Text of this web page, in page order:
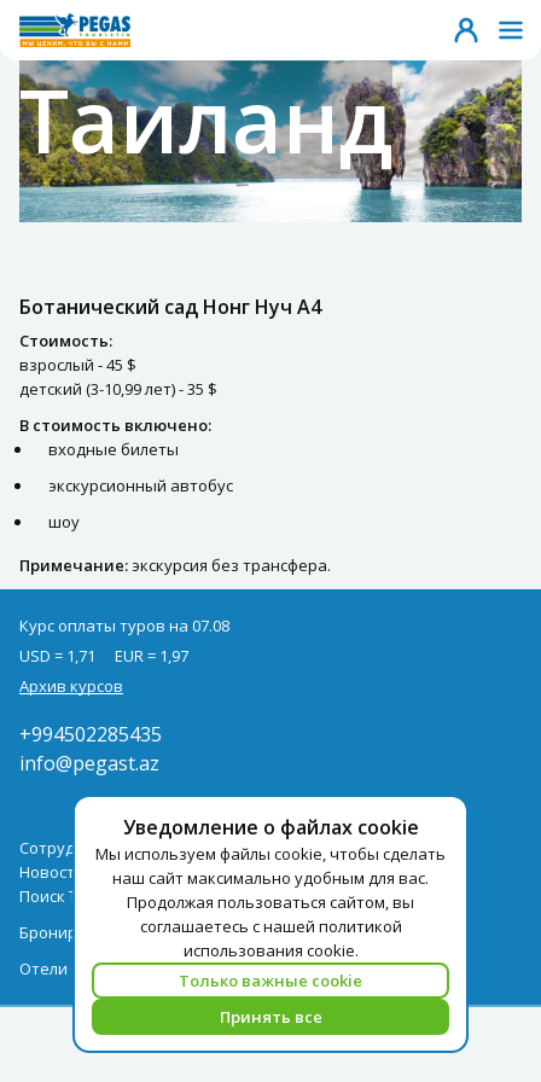
Таиланд
Ботанический сад Нонг Нуч A4
Стоимость:
взрослый - 45 $
детский (3-10,99 лет) - 35 $
В стоимость включено:
входные билеты
экскурсионный автобус
шоу
Примечание: экскурсия без трансфера.
Уведомление о файлах cookie
Мы используем файлы cookie, чтобы сделать
наш сайт максимально удобным для вас.
Продолжая пользоваться сайтом, вы
соглашаетесь с нашей политикой
использования cookie.
Только важные cookie
Принять все
Курс оплаты туров на 07.08
USD = 1,71
EUR = 1,97
Архив курсов
+994502285435
info@pegast.az
Сотрудничество
Новости
Поиск Тура
Бронирование Отелей
Отели